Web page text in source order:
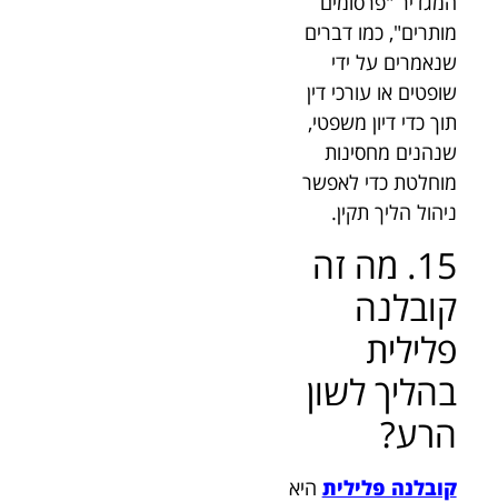
מותרים", כמו דברים
שנאמרים על ידי
שופטים או עורכי דין
תוך כדי דיון משפטי,
שנהנים מחסינות
מוחלטת כדי לאפשר
ניהול הליך תקין.
15. מה זה
קובלנה
פלילית
בהליך לשון
הרע?
קובלנה פלילית היא